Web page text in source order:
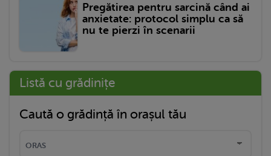
Pregătirea pentru sarcină când ai
anxietate: protocol simplu ca să
nu te pierzi în scenarii
Listă cu grădinițe
Caută o grădință în orașul tău